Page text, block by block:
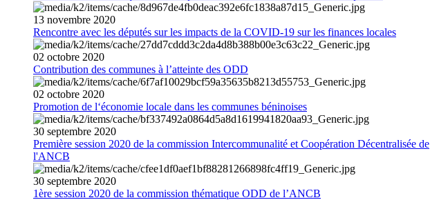
13 novembre 2020
Rencontre avec les députés sur les impacts de la COVID-19 sur les finances locales
02 octobre 2020
Contribution des communes à l’atteinte des ODD
02 octobre 2020
Promotion de l‘économie locale dans les communes béninoises
30 septembre 2020
Première session 2020 de la commission Intercommunalité et Coopération Décentralisée de
l'ANCB
30 septembre 2020
1ère session 2020 de la commission thématique ODD de l’ANCB